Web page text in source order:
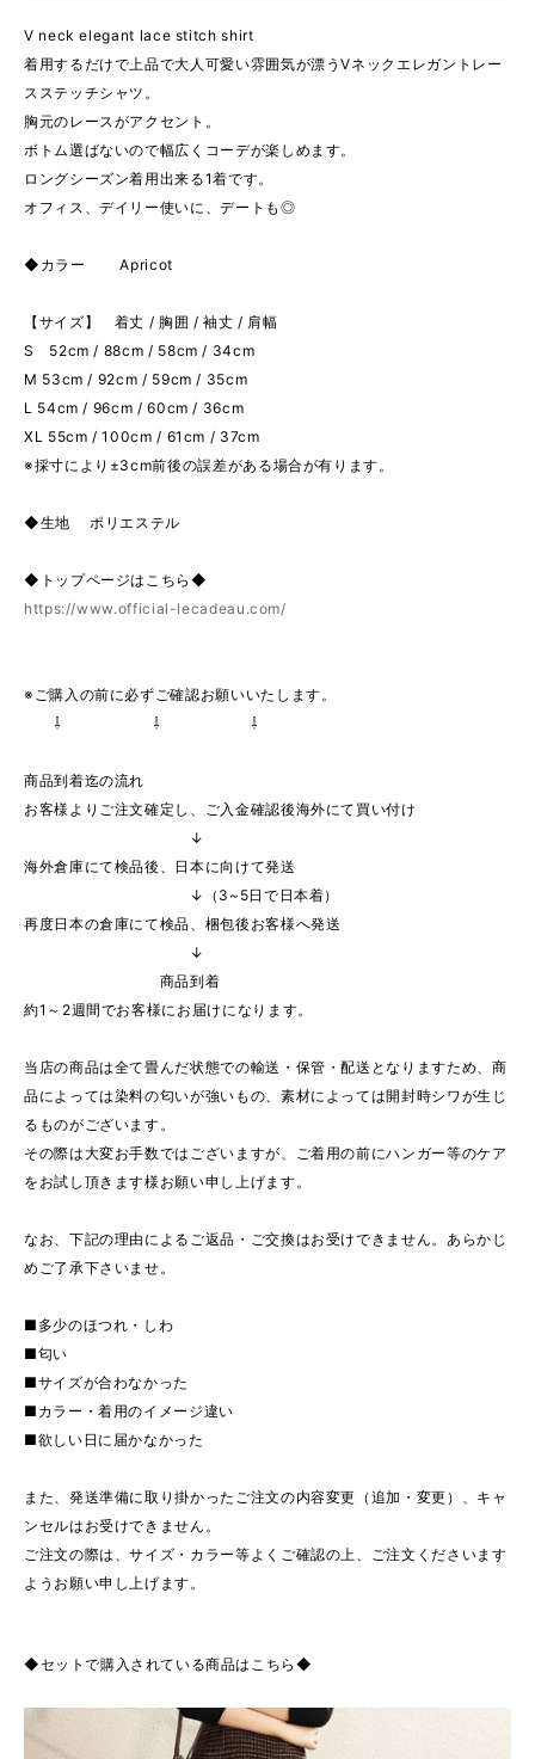
V neck elegant lace stitch shirt
着用するだけで上品で大人可愛い雰囲気が漂うVネックエレガントレー
スステッチシャツ。
胸元のレースがアクセント。
ボトム選ばないので幅広くコーデが楽しめます。
ロングシーズン着用出来る1着です。
オフィス、デイリー使いに、デートも◎
◆カラー Apricot
【サイズ】 着丈 / 胸囲 / 袖丈 / 肩幅
S 52cm / 88cm / 58cm / 34cm
M 53cm / 92cm / 59cm / 35cm
L 54cm / 96cm / 60cm / 36cm
XL 55cm / 100cm / 61cm / 37cm
※採寸により±3cm前後の誤差がある場合が有ります。
◆生地 ポリエステル
◆トップページはこちら◆
https://www.official-lecadeau.com/
※ご購入の前に必ずご確認お願いいたします。
⇩ ⇩ ⇩
商品到着迄の流れ
お客様よりご注文確定し、ご入金確認後海外にて買い付け
↓
海外倉庫にて検品後、日本に向けて発送
↓（3~5日で日本着）
再度日本の倉庫にて検品、梱包後お客様へ発送
↓
商品到着
約1～2週間でお客様にお届けになります。
当店の商品は全て畳んだ状態での輸送・保管・配送となりますため、商
品によっては染料の匂いが強いもの、素材によっては開封時シワが生じ
るものがございます。
その際は大変お手数ではございますが、ご着用の前にハンガー等のケア
をお試し頂きます様お願い申し上げます。
なお、下記の理由によるご返品・ご交換はお受けできません。あらかじ
めご了承下さいませ。
■多少のほつれ・しわ
■匂い
■サイズが合わなかった
■カラー・着用のイメージ違い
■欲しい日に届かなかった
また、発送準備に取り掛かったご注文の内容変更（追加・変更）、キャ
ンセルはお受けできません。
ご注文の際は、サイズ・カラー等よくご確認の上、ご注文くださいます
ようお願い申し上げます。
◆セットで購入されている商品はこちら◆